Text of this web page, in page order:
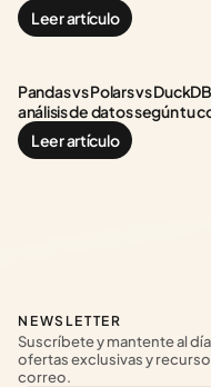
Leer artículo
Pandas vs Polars vs
análisis de datos según tu
Leer artículo
NEWSLETTER
Suscríbete y mantente al
ofertas exclusivas y
correo.